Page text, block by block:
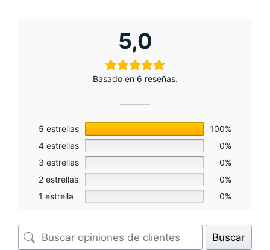
5,0
Basado en 6 reseñas.
5 estrellas
100%
4 estrellas
0%
3 estrellas
0%
2 estrellas
0%
1 estrella
0%
Buscar